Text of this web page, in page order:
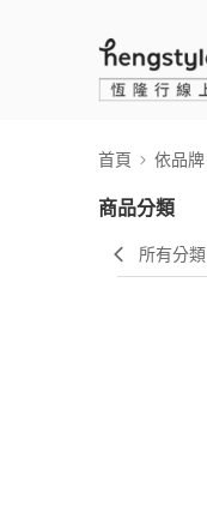
首頁 依品牌
商品分類
所有分類